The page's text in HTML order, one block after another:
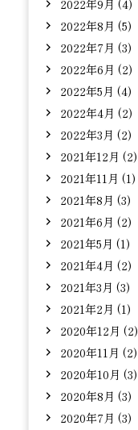
2022年9月 (4)
2022年8月 (5)
2022年7月 (3)
2022年6月 (2)
2022年5月 (4)
2022年4月 (2)
2022年3月 (2)
2021年12月 (2)
2021年11月 (1)
2021年8月 (3)
2021年6月 (2)
2021年5月 (1)
2021年4月 (2)
2021年3月 (3)
2021年2月 (1)
2020年12月 (2)
2020年11月 (2)
2020年10月 (3)
2020年8月 (3)
2020年7月 (3)